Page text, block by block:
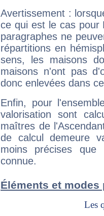
Avertissement :
ce qui est le cas pour
paragraphes ne
répartitions en
sens, les maisons
maisons n'ont pas
donc enlevées dans
Enfin, pour
valorisation sont
maîtres de
de calcul demeure
moins précises que
connue.
Éléments et modes